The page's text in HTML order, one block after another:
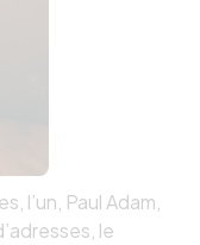
l’un, Paul Adam,
le